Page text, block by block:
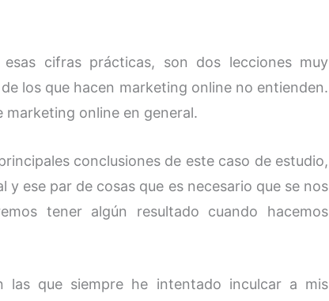
cifras prácticas, son dos lecciones muy
los que hacen marketing online no entienden.
marketing online en general.
conclusiones de este caso de estudio,
ese par de cosas que es necesario que se nos
tener algún resultado cuando hacemos
las que siempre he intentado inculcar a mis